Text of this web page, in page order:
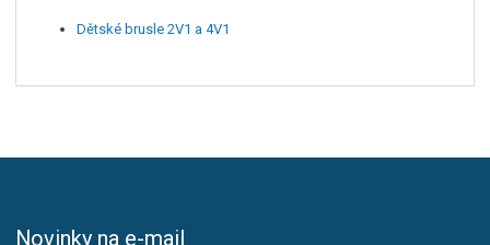
Dětské brusle 2V1 a 4V1
Novinky na e-mail